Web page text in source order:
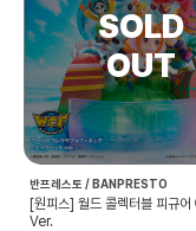
반프레스토 / BANPRESTO
[원피스] 월드 콜렉터블 피규어
Ver.